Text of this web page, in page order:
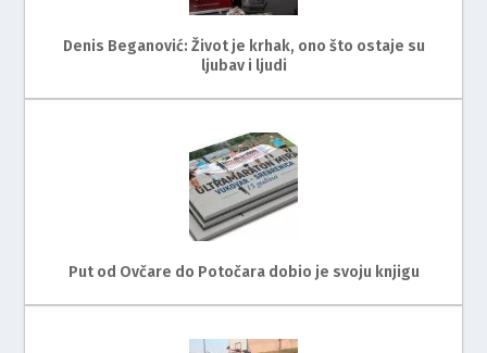
Denis Beganović: Život je krhak, ono što ostaje su
ljubav i ljudi
Put od Ovčare do Potočara dobio je svoju knjigu